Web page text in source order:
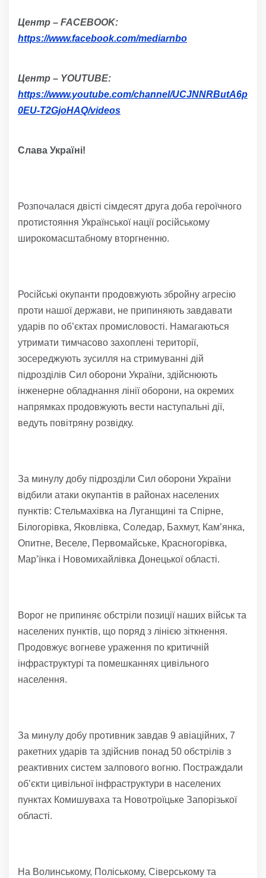
Центр – FACEBOOK:
https://www.facebook.com/mediarnbo
Центр – YOUTUBE:
https://www.youtube.com/channel/UCJNNRButA6p
0EU-T2GjoHAQ/videos
Слава Україні!
Розпочалася двісті сімдесят друга доба героїчного
протистояння Української нації російському
широкомасштабному вторгненню.
Російські окупанти продовжують збройну агресію
проти нашої держави, не припиняють завдавати
ударів по об’єктах промисловості. Намагаються
утримати тимчасово захоплені території,
зосереджують зусилля на стримуванні дій
підрозділів Сил оборони України, здійснюють
інженерне обладнання лінії оборони, на окремих
напрямках продовжують вести наступальні дії,
ведуть повітряну розвідку.
За минулу добу підрозділи Сил оборони України
відбили атаки окупантів в районах населених
пунктів: Стельмахівка на Луганщині та Спірне,
Білогорівка, Яковлівка, Соледар, Бахмут, Кам’янка,
Опитне, Веселе, Первомайське, Красногорівка,
Мар’їнка і Новомихайлівка Донецької області.
Ворог не припиняє обстріли позиції наших військ та
населених пунктів, що поряд з лінією зіткнення.
Продовжує вогневе ураження по критичній
інфраструктурі та помешканнях цивільного
населення.
За минулу добу противник завдав 9 авіаційних, 7
ракетних ударів та здійснив понад 50 обстрілів з
реактивних систем залпового вогню. Постраждали
об’єкти цивільної інфраструктури в населених
пунктах Комишуваха та Новотроїцьке Запорізької
області.
На Волинському, Поліському, Сіверському та